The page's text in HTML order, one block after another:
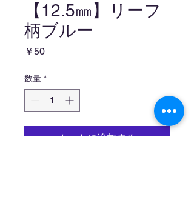
【12.5㎜】リーフ
柄ブルー
￥50価
数量 *
カートに追加する